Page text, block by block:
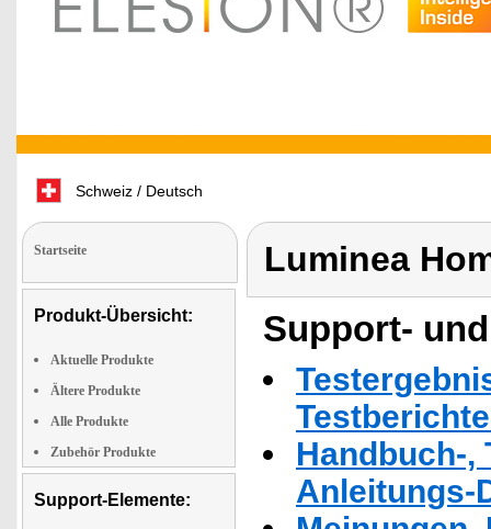
Schweiz / Deutsch
Startseite
Produkt-Übersicht:
Aktuelle Produkte
Ältere Produkte
Alle Produkte
Zubehör Produkte
Support-Elemente:
Luminea
Support-
Handbuch-,
Anleitungs-